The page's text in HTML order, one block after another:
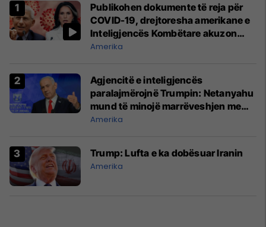
Publikohen dokumente të reja për
COVID-19, drejtoresha amerikane e
Inteligjencës Kombëtare akuzon
Faucin
Amerika
Agjencitë e inteligjencës
paralajmërojnë Trumpin: Netanyahu
mund të minojë marrëveshjen me
Iranin
Amerika
Trump: Lufta e ka dobësuar Iranin
Amerika